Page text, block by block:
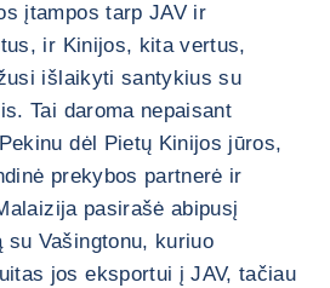
įtampos tarp JAV ir
ir Kinijos, kita vertus,
išlaikyti santykius su
Tai daroma nepaisant
dėl Pietų Kinijos jūros,
prekybos partnerė ir
pasirašė abipusį
Vašingtonu, kuriuo
jos eksportui į JAV, tačiau